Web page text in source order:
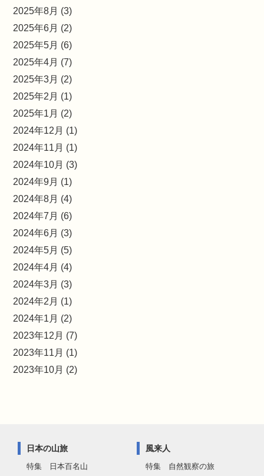
2025年8月 (3)
2025年6月 (2)
2025年5月 (6)
2025年4月 (7)
2025年3月 (2)
2025年2月 (1)
2025年1月 (2)
2024年12月 (1)
2024年11月 (1)
2024年10月 (3)
2024年9月 (1)
2024年8月 (4)
2024年7月 (6)
2024年6月 (3)
2024年5月 (5)
2024年4月 (4)
2024年3月 (3)
2024年2月 (1)
2024年1月 (2)
2023年12月 (7)
2023年11月 (1)
2023年10月 (2)
日本の山旅
特集 日本百名山
風来人
特集 自然観察の旅